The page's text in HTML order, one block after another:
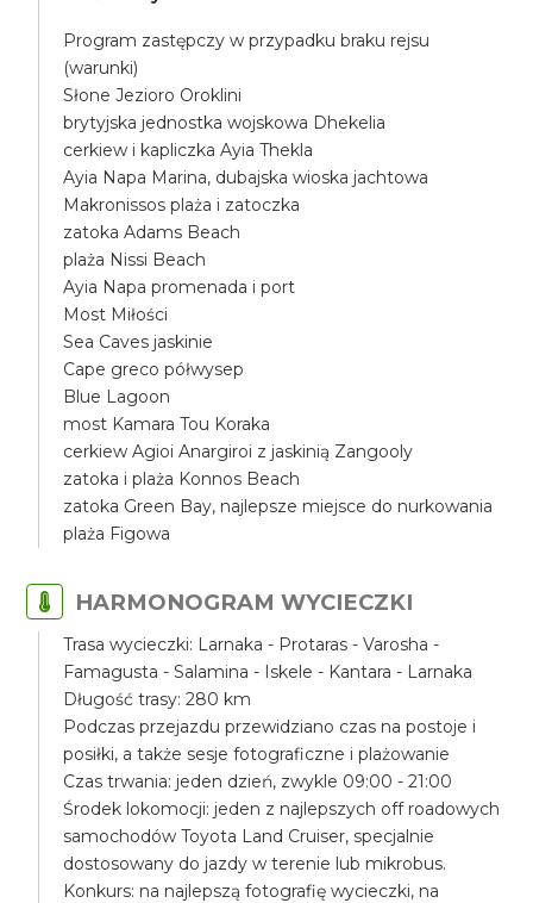
Program zastępczy w przypadku braku rejsu
(warunki)
Słone Jezioro Oroklini
brytyjska jednostka wojskowa Dhekelia
cerkiew i kapliczka Ayia Thekla
Ayia Napa Marina, dubajska wioska jachtowa
Makronissos plaża i zatoczka
zatoka Adams Beach
plaża Nissi Beach
Ayia Napa promenada i port
Most Miłości
Sea Caves jaskinie
Cape greco półwysep
Blue Lagoon
most Kamara Tou Koraka
cerkiew Agioi Anargiroi z jaskinią Zangooly
zatoka i plaża Konnos Beach
zatoka Green Bay, najlepsze miejsce do nurkowania
plaża Figowa
HARMONOGRAM WYCIECZKI
Trasa wycieczki: Larnaka - Protaras - Varosha -
Famagusta - Salamina - Iskele - Kantara - Larnaka
Długość trasy: 280 km
Podczas przejazdu przewidziano czas na postoje i
posiłki, a także sesje fotograficzne i plażowanie
Czas trwania: jeden dzień, zwykle 09:00 - 21:00
Środek lokomocji: jeden z najlepszych off roadowych
samochodów Toyota Land Cruiser, specjalnie
dostosowany do jazdy w terenie lub mikrobus.
Konkurs: na najlepszą fotografię wycieczki, na